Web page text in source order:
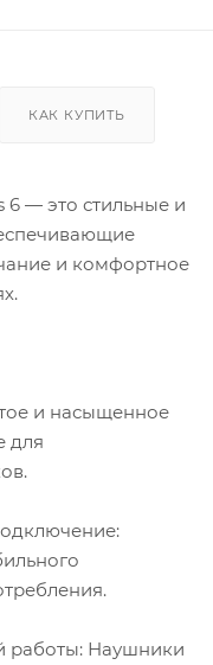
КАК КУПИТЬ
6 — это стильные и
и комфортное
и насыщенное
для
работы: Наушники